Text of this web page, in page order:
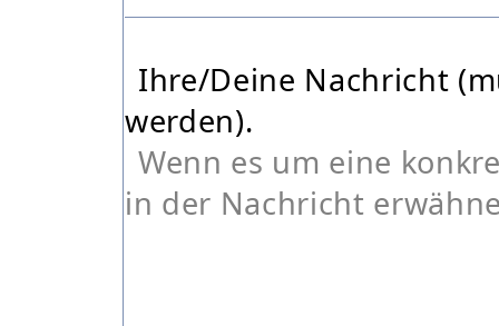
Ihre/Deine Nachricht
werden).
Wenn es um eine
in der Nachricht